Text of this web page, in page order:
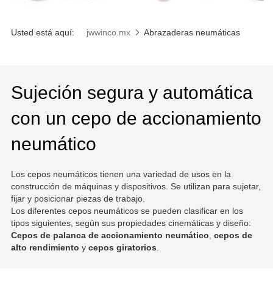
Usted está aquí: jwwinco.mx Abrazaderas neumáticas
Sujeción segura y automática
con un cepo de accionamiento
neumático
Los cepos neumáticos tienen una variedad de usos en la
construcción de máquinas y dispositivos. Se utilizan para sujetar,
fijar y posicionar piezas de trabajo.
Los diferentes cepos neumáticos se pueden clasificar en los
tipos siguientes, según sus propiedades cinemáticas y diseño:
Cepos de palanca de accionamiento neumático cepos de
alto rendimiento y cepos giratorios